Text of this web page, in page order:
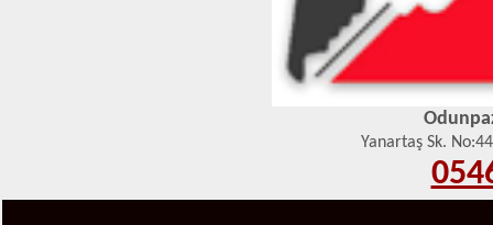
Yanartaş Sk.